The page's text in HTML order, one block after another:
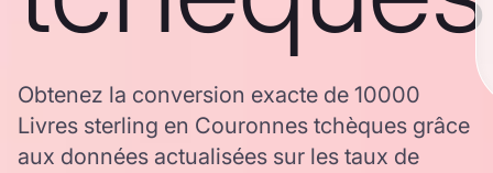
Obtenez la conversion exacte de 10000
Livres sterling en Couronnes tchèques grâce
aux données actualisées sur les taux de